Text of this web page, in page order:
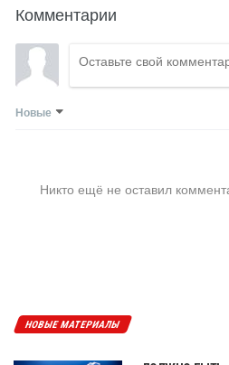
Комментарии
Новые
Никто ещё не оставил
НОВЫЕ МАТЕРИАЛЫ